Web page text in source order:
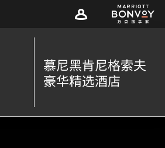
慕尼黑肯尼格索夫
豪华精选酒店